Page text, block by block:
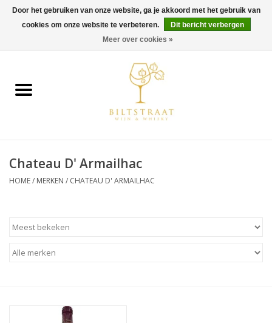
0 Artikelen - €0,00
Wijn
Gin & Tonic
Gedestilleerd
Chateau D' Armailhac
HOME/ MERKEN / CHATEAU D' ARMAILHAC
Door het gebruiken van onze website, ga je akkoord met het gebruik van
cookies om onze website te verbeteren.
Dit bericht verbergen
Meer over cookies »